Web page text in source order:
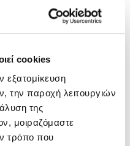
cookies
εξατομίκευση
την παροχή λειτουργιών
της
μοιραζόμαστε
τρόπο που